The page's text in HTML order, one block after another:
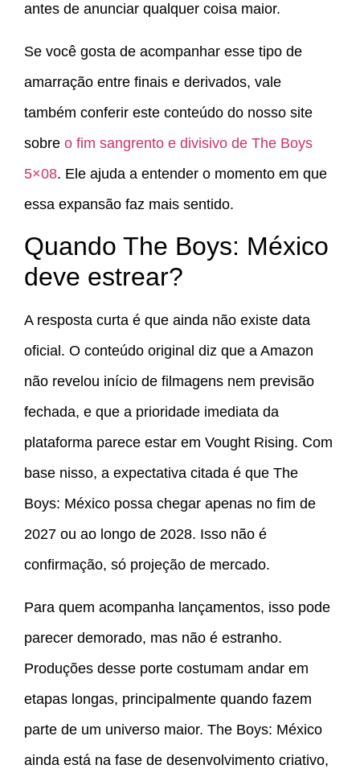
antes de anunciar qualquer coisa maior.
Se você gosta de acompanhar esse tipo de
amarração entre finais e derivados, vale
também conferir este conteúdo do nosso site
sobre o fim sangrento e divisivo de The Boys
5×08. Ele ajuda a entender o momento em que
essa expansão faz mais sentido.
Quando The Boys: México
deve estrear?
A resposta curta é que ainda não existe data
oficial. O conteúdo original diz que a Amazon
não revelou início de filmagens nem previsão
fechada, e que a prioridade imediata da
plataforma parece estar em Vought Rising. Com
base nisso, a expectativa citada é que The
Boys: México possa chegar apenas no fim de
2027 ou ao longo de 2028. Isso não é
confirmação, só projeção de mercado.
Para quem acompanha lançamentos, isso pode
parecer demorado, mas não é estranho.
Produções desse porte costumam andar em
etapas longas, principalmente quando fazem
parte de um universo maior. The Boys: México
ainda está na fase de desenvolvimento criativo,